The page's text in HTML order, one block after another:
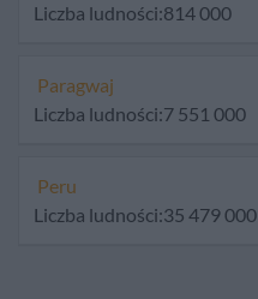
Liczba ludności:814 000
Paragwaj
Liczba ludności:7 551 000
Peru
Liczba ludności:35 479 000